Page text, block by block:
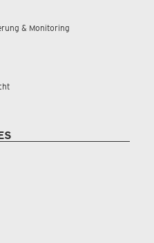
& Monitoring